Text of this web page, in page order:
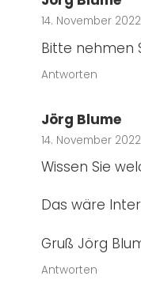
14. November 2022
Bitte nehmen
Antworten
Jörg Blume
14. November 2022
Wissen Sie
Das wäre
Gruß Jörg
Antworten